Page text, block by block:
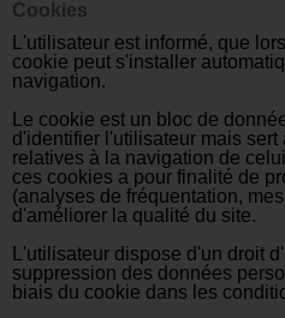
Cookies
L'utilisateur est informé, que
cookie peut s'installer
navigation.
Le cookie est un bloc de
d'identifier l'utilisateur mais
relatives à la navigation de
ces cookies a pour finalité de
(analyses de fréquentation,
d'améliorer la qualité du site.
L'utilisateur dispose d'un droit
suppression des données
biais du cookie dans les